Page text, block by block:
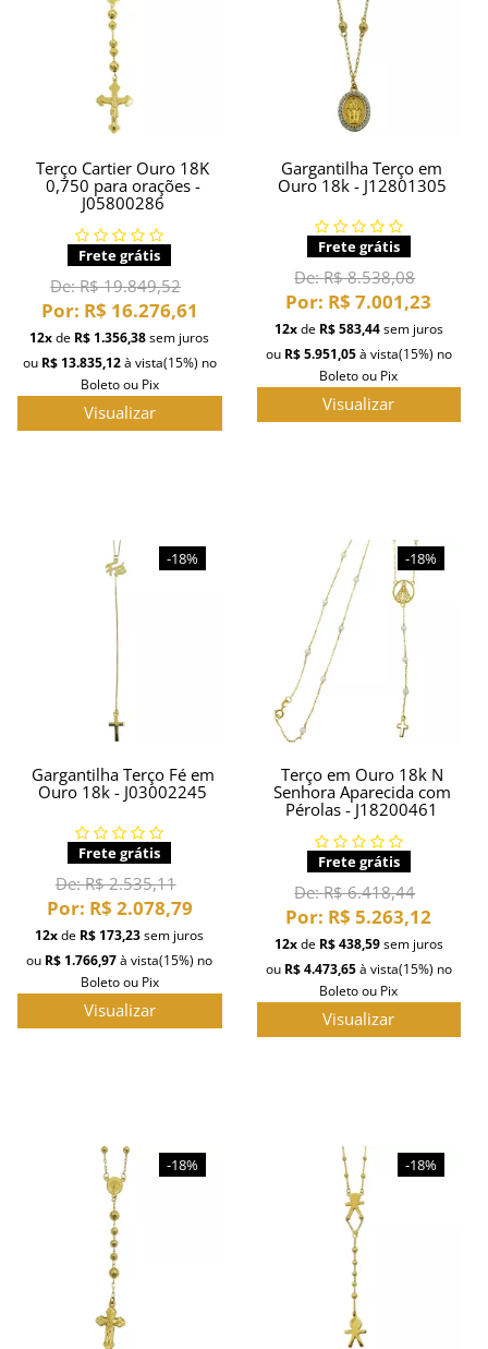
Terço Cartier Ouro 18K
0,750 para orações -
J05800286
Frete grátis
De:R$ 19.849,52
Por: R$ 16.276,61
12xde R$ 1.356,38sem juros
ou R$ 13.835,12à vista(15%) no
Boleto ou Pix
Visualizar
Gargantilha Terço em
Ouro 18k - J12801305
Frete grátis
De:R$ 8.538,08
Por: R$ 7.001,23
12xde R$ 583,44sem juros
ou R$ 5.951,05à vista(15%) no
Boleto ou Pix
Visualizar
-18%
Gargantilha Terço Fé em
Ouro 18k - J03002245
Frete grátis
De:R$ 2.535,11
Por: R$ 2.078,79
12xde R$ 173,23sem juros
ou R$ 1.766,97à vista(15%) no
Boleto ou Pix
Visualizar
-18%
Terço em Ouro 18k N
Senhora Aparecida com
Pérolas - J18200461
Frete grátis
De:R$ 6.418,44
Por: R$ 5.263,12
12xde R$ 438,59sem juros
ou R$ 4.473,65à vista(15%) no
Boleto ou Pix
Visualizar
-18% -18%